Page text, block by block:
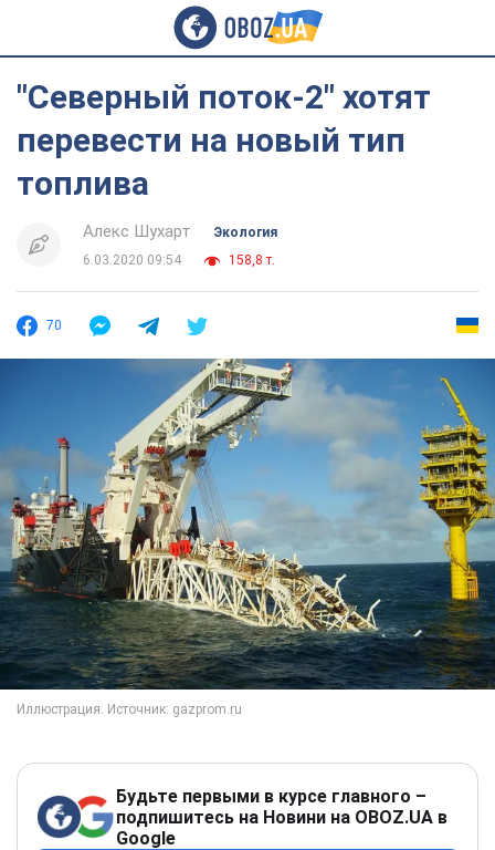
"Северный поток-2" хотят
перевести на новый тип
топлива
Алекс Шухарт
Экология
6.03.2020 09:54
158,8 т.
70
Будьте первыми в курсе главного –
подпишитесь на Новини на OBOZ.UA в
Google